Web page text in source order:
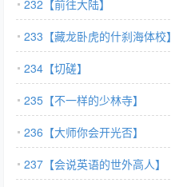
232【前往大陆】
233【藏龙卧虎的什刹海体校】
234【切磋】
235【不一样的少林寺】
236【大师你会开光否】
237【会说英语的世外高人】